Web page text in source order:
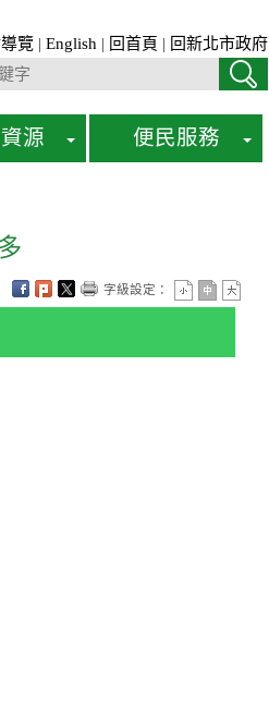
覽 | English | 回首頁 | 回新北市政府
源 便民服務
字級設定：